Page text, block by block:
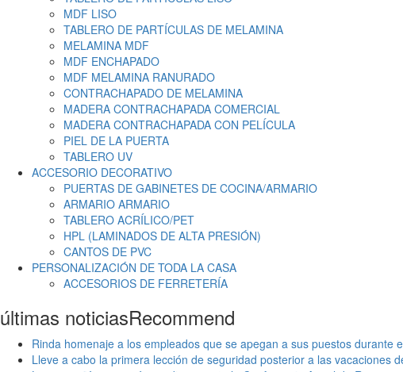
MDF LISO
TABLERO DE PARTÍCULAS DE MELAMINA
MELAMINA MDF
MDF ENCHAPADO
MDF MELAMINA RANURADO
CONTRACHAPADO DE MELAMINA
MADERA CONTRACHAPADA COMERCIAL
MADERA CONTRACHAPADA CON PELÍCULA
PIEL DE LA PUERTA
TABLERO UV
ACCESORIO DECORATIVO
PUERTAS DE GABINETES DE COCINA/ARMARIO
ARMARIO ARMARIO
TABLERO ACRÍLICO/PET
HPL (LAMINADOS DE ALTA PRESIÓN)
CANTOS DE PVC
PERSONALIZACIÓN DE TODA LA CASA
ACCESORIOS DE FERRETERÍA
últimas noticiasRecommend
Rinda homenaje a los empleados que se apegan a sus puestos durante
Lleve a cabo la primera lección de seguridad posterior a las vacaciones